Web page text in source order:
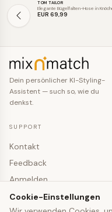
TOM TAILOR
Elegante Bügelfalten-Hose in
EUR 69,99
Dein persönlicher KI-Styling-
Assistent — such so, wie du
denkst.
SUPPORT
Kontakt
Feedback
Anmelden
Registrieren
Cookie-Einstellungen